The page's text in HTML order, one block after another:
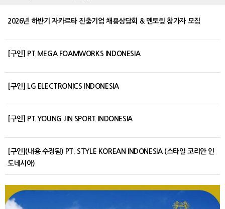
2026년 하반기 자카르타 진출기업 채용상담회 & 멘토링 참가자 모집
[구인] PT MEGA FOAMWORKS INDONESIA
[구인] LG ELECTRONICS INDONESIA
[구인] PT YOUNG JIN SPORT INDONESIA
[구인](내용 수정됨) PT. STYLE KOREAN INDONESIA (스타일 코리안 인
도네시아)